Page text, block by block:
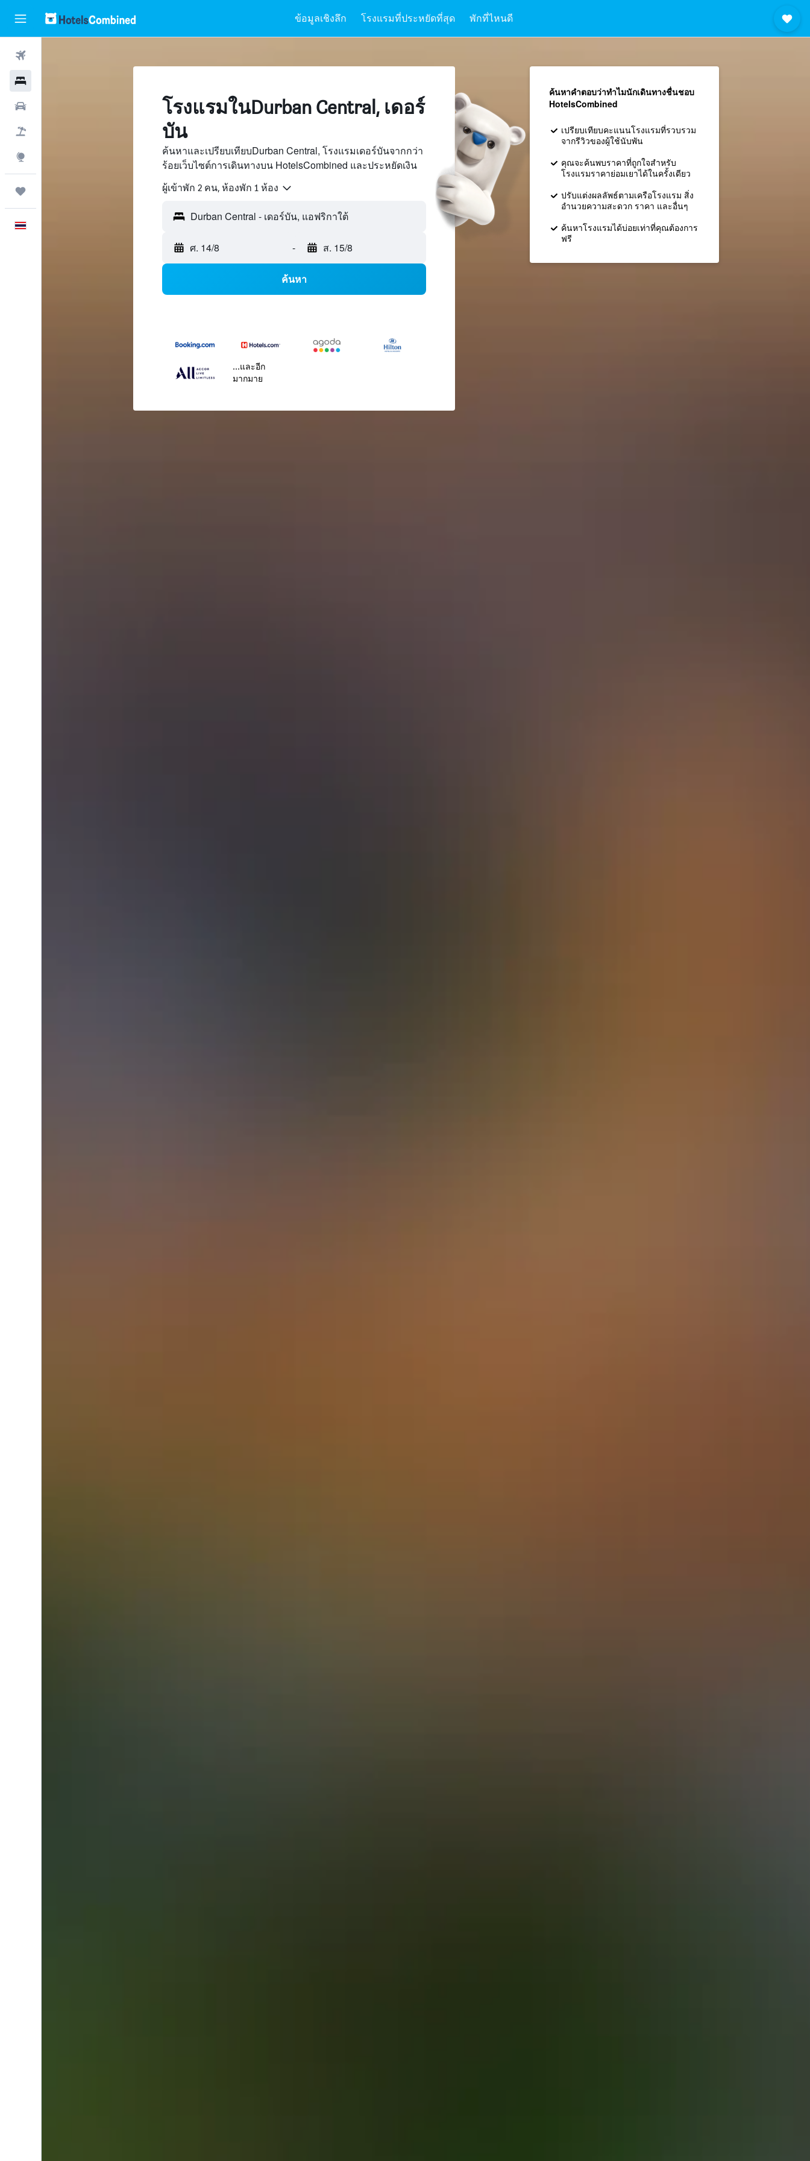
ข้อมูลเชิงลึก โรงแรมที่ประหยัดที่สุด พักที่ไหนดี
โรงแรมในDurban Central, เดอร์
บัน
ค้นหาและเปรียบเทียบDurban Central, โรงแรมเดอร์บันจากกว่า
ร้อยเว็บไซต์การเดินทางบน HotelsCombined และประหยัดเงิน
ผู้เข้าพัก 2 คน, ห้องพัก 1 ห้อง
ศ. 14/8 - ส. 15/8
ค้นหา
...และอีก
มากมาย
ค้นหาคำตอบว่าทำไมนักเดินทางชื่นชอบ
HotelsCombined
เปรียบเทียบคะแนนโรงแรมที่รวบรวม
จากรีวิวของผู้ใช้นับพัน
คุณจะค้นพบราคาที่ถูกใจสำหรับ
โรงแรมราคาย่อมเยาได้ในครั้งเดียว
ปรับแต่งผลลัพธ์ตามเครือโรงแรม สิ่ง
อำนวยความสะดวก ราคา และอื่นๆ
ค้นหาโรงแรมได้บ่อยเท่าที่คุณต้องการ
ฟรี